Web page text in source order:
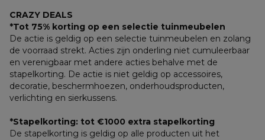
CRAZY DEALS
*Tot 75% korting op een selectie tuinmeubelen
De actie is geldig op een selectie tuinmeubelen en zolang
de voorraad strekt. Acties zijn onderling niet cumuleerbaar
en verenigbaar met andere acties behalve met de
stapelkorting. De actie is niet geldig op accessoires,
decoratie, beschermhoezen, onderhoudsproducten,
verlichting en sierkussens.
*Stapelkorting: tot €1000 extra stapelkorting
De stapelkorting is geldig op alle producten uit het